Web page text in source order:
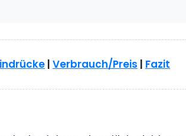
| Verbrauch/Preis | Fazit